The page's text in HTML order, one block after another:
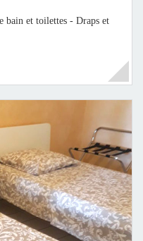
bain et toilettes - Draps et